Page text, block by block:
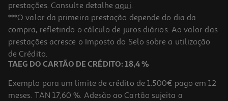
prestações. Consulte detalhe aqui.
***O valor da primeira prestação depende do dia da
compra, refletindo o cálculo de juros diários. Ao valor das
prestações acresce o Imposto do Selo sobre a utilização
de Crédito.
TAEG DO CARTÃO DE CRÉDITO: 18,4 %
Exemplo para um limite de crédito de 1.500€ pago em 12
meses. TAN 17,60 %. Adesão ao Cartão sujeita a